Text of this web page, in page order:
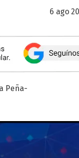
6 ago